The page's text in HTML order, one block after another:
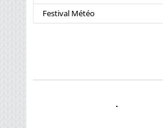
Festival Météo